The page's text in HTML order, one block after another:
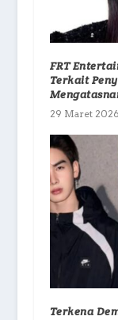
FRT
Terkait
29 Maret 2026
Terkena